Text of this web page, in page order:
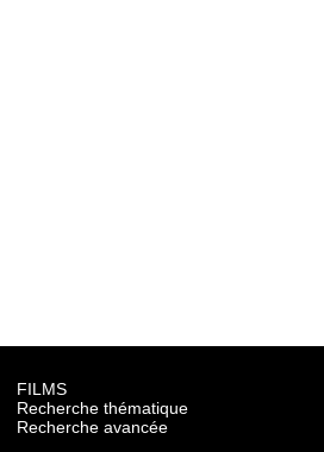
FILMS
Recherche thématique
Recherche avancée